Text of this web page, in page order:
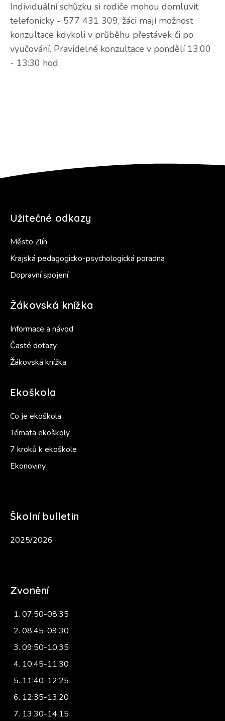
Individuální schůzku si rodiče mohou domluvit
telefonicky - 577 431 309, žáci mají možnost
konzultace kdykoli v průběhu přestávek či po
vyučování. Pravidelné konzultace v pondělí 13:00
- 13:30 hod.
Užitečné odkazy
Město Zlín
Krajská pedagogicko-psychologická poradna
Dopravní spojení
Žákovská knížka
Informace a návod
Časté dotazy
Žákovská knížka
Ekoškola
Co je ekoškola
Témata ekoškoly
7 kroků k ekoškole
Ekonoviny
Školní bulletin
2025/2026
Zvonění
07:50-08:35
08:45-09:30
09:50-10:35
10:45-11:30
11:40-12:25
12:35-13:20
13:30-14:15